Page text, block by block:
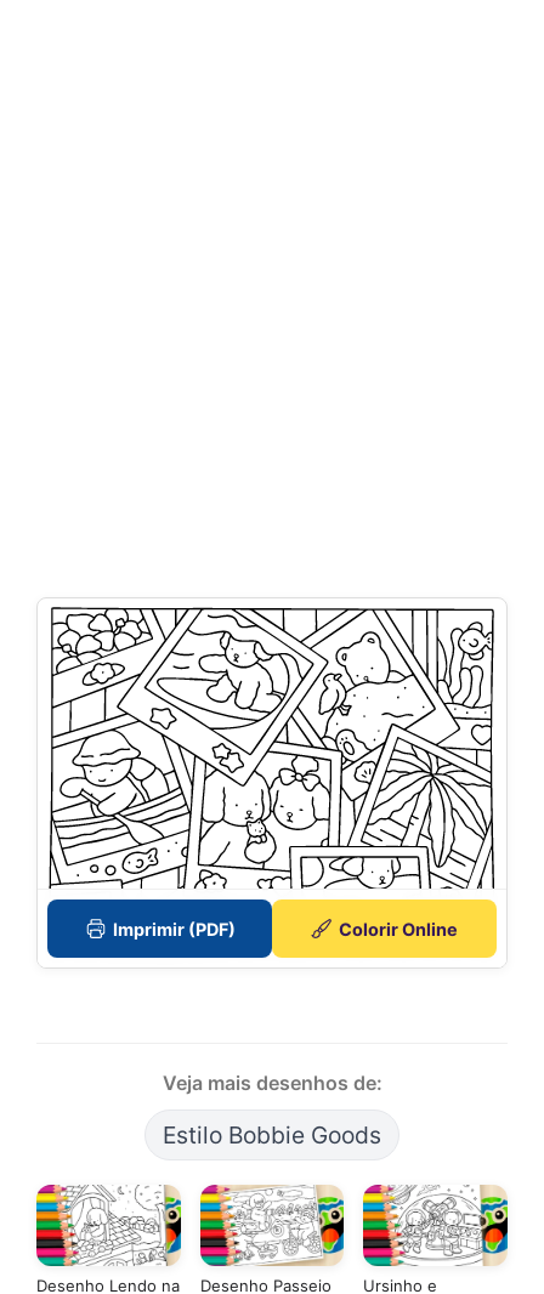
Imprimir (PDF) Colorir Online
Veja mais desenhos de:
Estilo Bobbie Goods
Desenho Lendo na Desenho Passeio Ursinho e